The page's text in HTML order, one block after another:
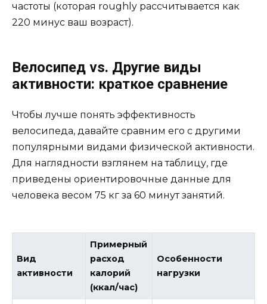
частоты (которая roughly рассчитывается как
220 минус ваш возраст).
Велосипед vs. Другие виды
активности: краткое сравнение
Чтобы лучше понять эффективность
велосипеда, давайте сравним его с другими
популярными видами физической активности.
Для наглядности взглянем на таблицу, где
приведены ориентировочные данные для
человека весом 75 кг за 60 минут занятий.
Вид
активности
Примерный
расход
калорий
(ккал/час)
Особенности
нагрузки